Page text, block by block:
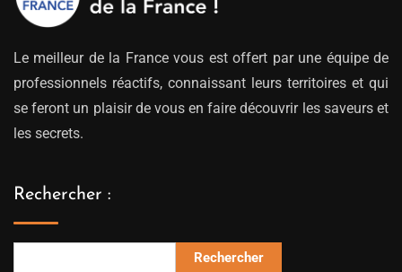
Le meilleur de la France vous est offert par une équipe de
professionnels réactifs, connaissant leurs territoires et qui
se feront un plaisir de vous en faire découvrir les saveurs et
les secrets.
Rechercher :
Rechercher